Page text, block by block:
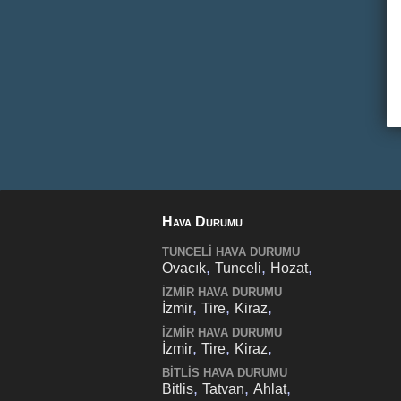
Hava Durumu
TUNCELI HAVA DURUMU
Ovacık, Tunceli, Hozat,
İZMIR HAVA DURUMU
İzmir, Tire, Kiraz,
İZMIR HAVA DURUMU
İzmir, Tire, Kiraz,
BITLIS HAVA DURUMU
Bitlis, Tatvan, Ahlat,